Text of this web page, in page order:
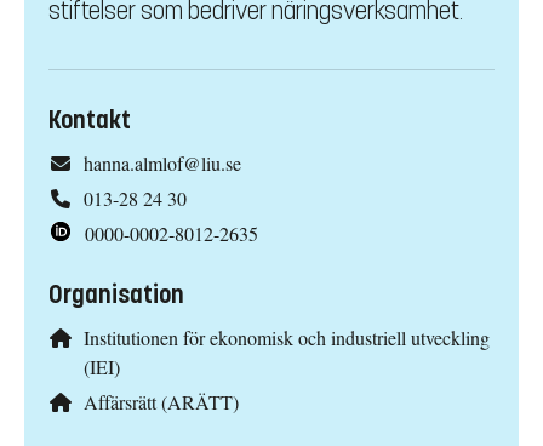
stiftelser som bedriver näringsverksamhet.
Kontakt
hanna.almlof@liu.se
013-28 24 30
0000-0002-8012-2635
Organisation
Institutionen för ekonomisk och industriell utveckling
(IEI)
Affärsrätt (ARÄTT)